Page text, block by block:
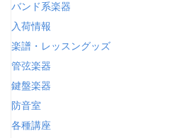
バンド系楽器
入荷情報
楽譜・レッスングッズ
管弦楽器
鍵盤楽器
防音室
各種講座